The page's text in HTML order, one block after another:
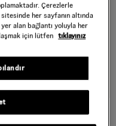
Çerezlerle
her sayfanın altında
alan bağlantı yoluyla her
için lütfen tıklayınız